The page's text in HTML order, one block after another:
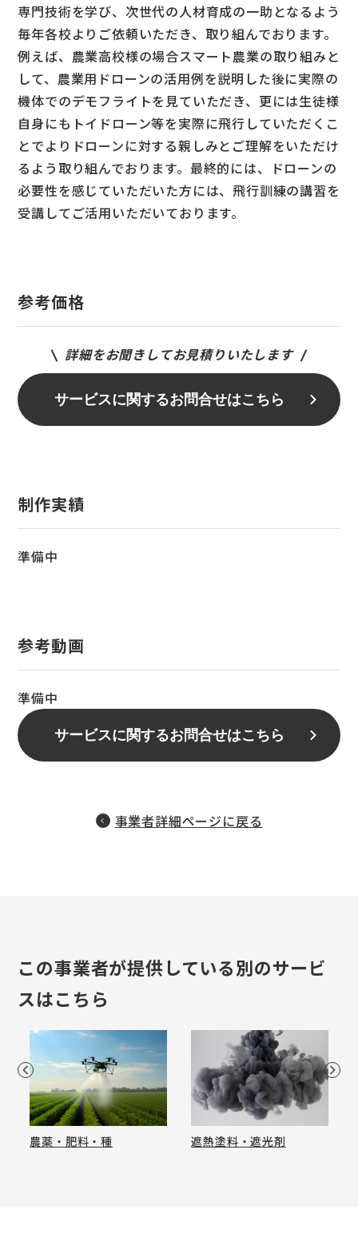
専門技術を学び、次世代の人材育成の一助となるよう
毎年各校よりご依頼いただき、取り組んでおります。
例えば、農業高校様の場合スマート農業の取り組みと
して、農業用ドローンの活用例を説明した後に実際の
機体でのデモフライトを見ていただき、更には生徒様
自身にもトイドローン等を実際に飛行していただくこ
とでよりドローンに対する親しみとご理解をいただけ
るよう取り組んでおります。最終的には、ドローンの
必要性を感じていただいた方には、飛行訓練の講習を
受講してご活用いただいております。
参考価格
詳細をお聞きしてお見積りいたします
サービスに関するお問合せはこちら
制作実績
準備中
参考動画
準備中
サービスに関するお問合せはこちら
事業者詳細ページに戻る
この事業者が提供している別のサービ
スはこちら
農薬・肥料・種 遮熱塗料・遮光剤